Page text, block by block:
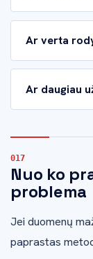
Ar verta
Ar daugiau
Nuo ko
problema
Jei duomenų
paprastas